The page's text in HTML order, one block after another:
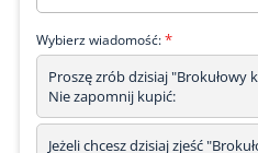
Wybierz wiadomość:*
Proszę zrób dzisiaj "Brokułowy
Nie zapomnij kupić:
Jeżeli chcesz dzisiaj zjeść